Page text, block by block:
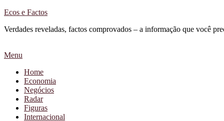
Skip
Content
Ecos e Factos
Verdades reveladas, factos comprovados – a informação que você
Menu
Home
Economia
Negócios
Radar
Figuras
Internacional